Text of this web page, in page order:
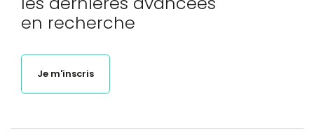
en recherche
Je m'inscris